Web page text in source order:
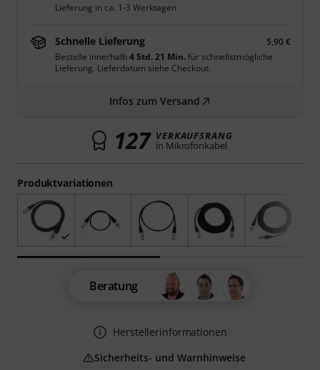
Produktvariationen
Lieferung in ca. 1-3 Werktagen
Schnelle Lieferung
5,90 €
Bestelle innerhalb4 Std. 21 Min.für schnellstmögliche
Lieferung. Lieferdatum siehe Checkout.
Infos zum Versand
127 VERKAUFSRANG
in Mikrofonkabel
Beratung
Herstellerinformationen
Sicherheits- und Warnhinweise